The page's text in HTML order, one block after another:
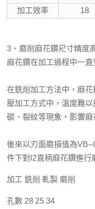
加工效率
18
3、磨削麻花鑽尺寸精度
麻花鑽在加工過程中一直
在銑削加工方法中，麻
壓加工方式中，溫度難
碳、裂紋等現象，影響麻
後來以刃面磨損值為
件下對l2直柄麻花鑽進行
加工 銑削 軋製 磨削
孔數 28 25 34